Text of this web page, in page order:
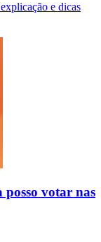
e dicas
votar nas